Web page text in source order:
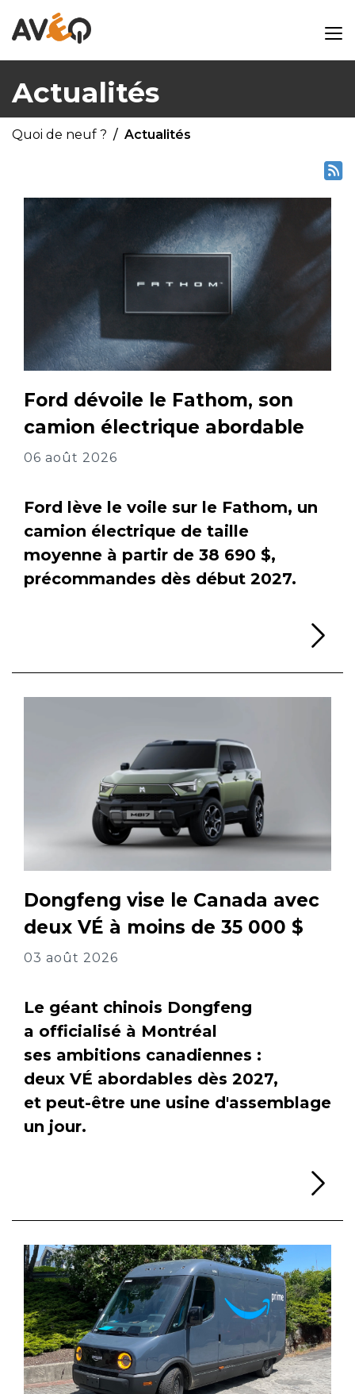
Actualités
Quoi de neuf ? Actualités
Ford dévoile le Fathom, son
camion électrique abordable
06 août 2026
Ford lève le voile sur le Fathom, un
camion électrique de taille
moyenne à partir de 38 690 $,
précommandes dès début 2027.
Dongfeng vise le Canada avec
deux VÉ à moins de 35 000 $
03 août 2026
Le géant chinois Dongfeng
a officialisé à Montréal
ses ambitions canadiennes :
deux VÉ abordables dès 2027,
et peut-être une usine d'assemblage
un jour.